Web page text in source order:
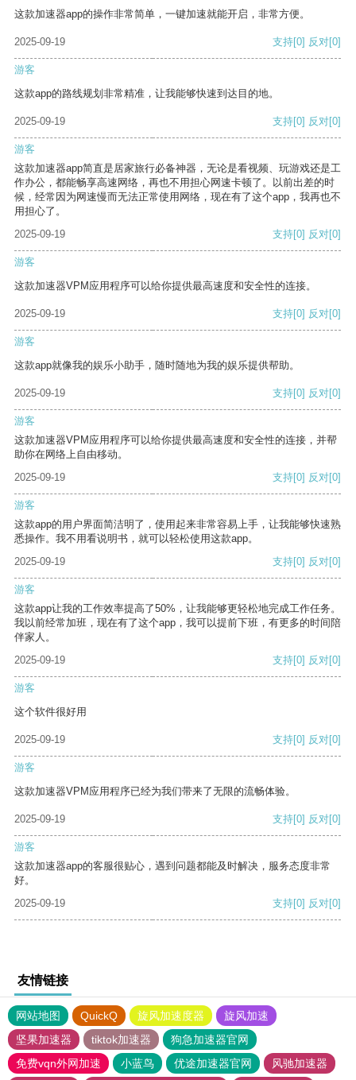
这款加速器app的操作非常简单，一键加速就能开启，非常方便。
2025-09-19 支持[0] 反对[0]
游客
这款app的路线规划非常精准，让我能够快速到达目的地。
2025-09-19 支持[0] 反对[0]
游客
这款加速器app简直是居家旅行必备神器，无论是看视频、玩游戏还是工
作办公，都能畅享高速网络，再也不用担心网速卡顿了。以前出差的时
候，经常因为网速慢而无法正常使用网络，现在有了这个app，我再也不
用担心了。
2025-09-19
支持[0] 反对[0]
游客
这款加速器VPM应用程序可以给你提供最高速度和安全性的连接。
2025-09-19 支持[0] 反对[0]
游客
这款app就像我的娱乐小助手，随时随地为我的娱乐提供帮助。
2025-09-19 支持[0] 反对[0]
游客
这款加速器VPM应用程序可以给你提供最高速度和安全性的连接，并帮
助你在网络上自由移动。
2025-09-19
支持[0] 反对[0]
游客
这款app的用户界面简洁明了，使用起来非常容易上手，让我能够快速熟
悉操作。我不用看说明书，就可以轻松使用这款app。
2025-09-19
支持[0] 反对[0]
游客
这款app让我的工作效率提高了50%，让我能够更轻松地完成工作任务。
我以前经常加班，现在有了这个app，我可以提前下班，有更多的时间陪
伴家人。
2025-09-19
支持[0] 反对[0]
游客
这个软件很好用
2025-09-19 支持[0] 反对[0]
游客
这款加速器VPM应用程序已经为我们带来了无限的流畅体验。
2025-09-19 支持[0] 反对[0]
游客
这款加速器app的客服很贴心，遇到问题都能及时解决，服务态度非常
好。
2025-09-19
支持[0] 反对[0]
友情链接
网站地图 QuickQ 旋风加速度器
旋风加速
坚果加速器
tiktok加速器
狗急加速器官网
免费vqn外网加速
小蓝鸟 优途加速器官网
风驰加速器